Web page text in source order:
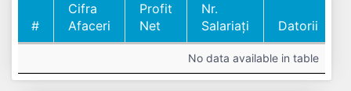
#
Cifra
Afaceri
Profit
Net
Nr.
Salariați
Datorii
Afaceri
Net
Nr.
Salariați
Datorii
No data available in table